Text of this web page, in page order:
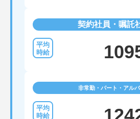
契約社員・嘱託
非常勤・パート・アル